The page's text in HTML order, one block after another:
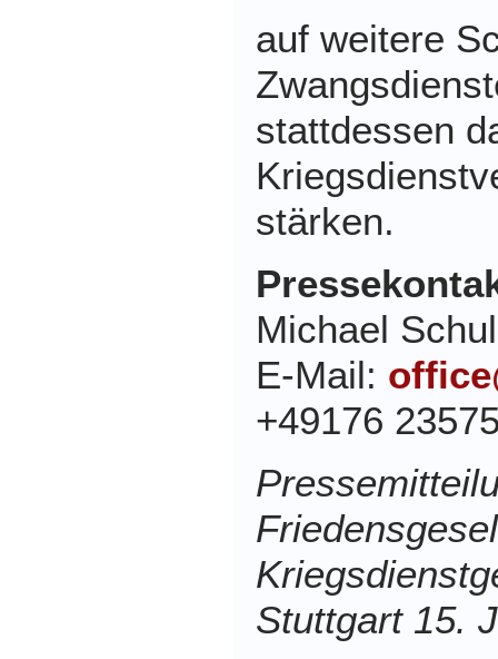
auf weitere
stattdessen
stärken.
Michael
E-Mail:
+49176
Stuttgart 15.